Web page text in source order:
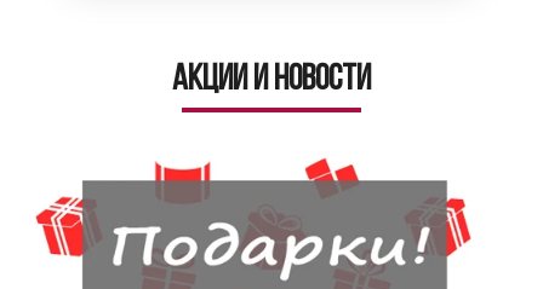
Акции и новости